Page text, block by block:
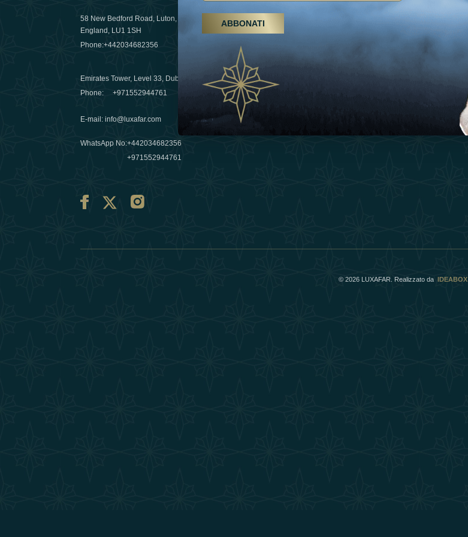
58 New Bedford Road, Luton,
England, LU1 1SH
Phone:+442034682356
Emirates Tower, Level 33, Dubai, UAE
Phone:+971552944761
E-mail :info@luxafar.com
WhatsApp No:+442034682356
+971552944761
Escursioni, trattamenti termali e yoga, gli
Emirati Arabi Uniti crescono come
destinazione del benessere
03 April 2025
Évasions hivernales pour les voyageurs des
Émirats: refinir le voyage de luxe
10 March 2025
Esperienza
© 2026 LUXAFAR. Realizzato da IDEABOX
ABBONATI